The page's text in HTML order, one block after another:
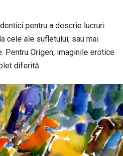
pentru a descrie lucruri
cele ale sufletului; sau mai
Origen, imaginile erotice
diferită.